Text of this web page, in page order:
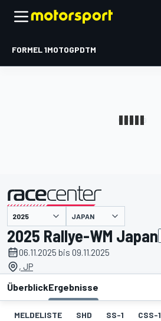
FORMEL 1MOTOGPDTM
JAPAN
2025 Rallye-WM Japan
06.11.2025 bis 09.11.2025
, JP
ÜberblickErgebnisse
MELDELISTE SHD SS-1 CSS-1